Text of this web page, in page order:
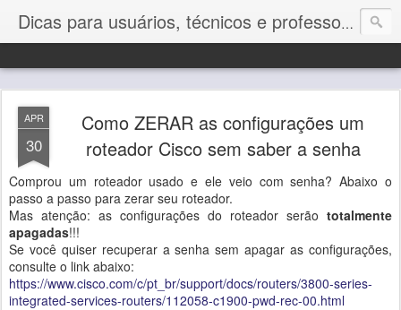
Dicas para usuários, técnicos e professores de Informática
APR
30
Como ZERAR as configurações um
roteador Cisco sem saber a senha
Comprou um roteador usado e ele veio com senha? Abaixo o
passo a passo para zerar seu roteador.
Mas atenção: as configurações do roteador serão totalmente
apagadas!!!
Se você quiser recuperar a senha sem apagar as configurações,
consulte o link abaixo:
https://www.cisco.com/c/pt_br/support/docs/routers/3800-series-
integrated-services-routers/112058-c1900-pwd-rec-00.html